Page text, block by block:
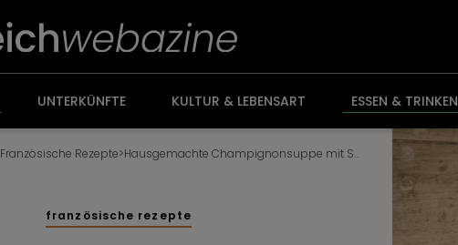
UNTERKÜNFTE KULTUR & LEBENSART ESSEN & TRINKEN
Französische Rezepte> Hausgemachte Champignonsuppe mit Speck
französische rezepte